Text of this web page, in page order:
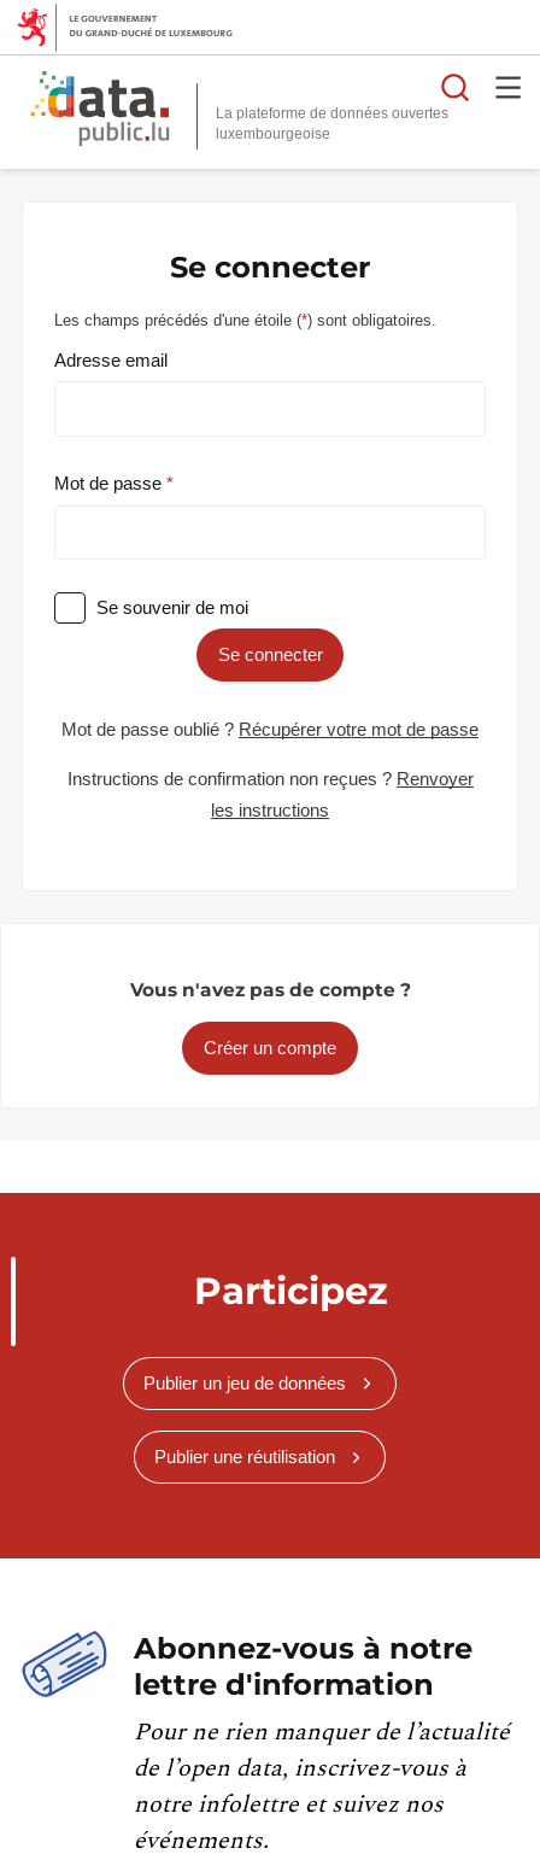
La plateforme de données ouvertes
Se connecter
Les champs précédés d'une étoile (*) sont obligatoires.
Adresse email
Mot de passe
Se souvenir de moi
Se connecter
Mot de passe oublié ? Récupérer votre mot de passe
Instructions de confirmation non reçues ? Renvoyer
les instructions
Vous n'avez pas de compte ?
Créer un compte
Participez
Publier un jeu de données
Publier une réutilisation
Abonnez-vous à notre
lettre d'information
Pour ne rien manquer de l’actualité
de l’open data, inscrivez-vous à
notre infolettre et suivez nos
événements.